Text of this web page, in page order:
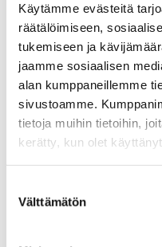
Käytämme evästeitä
räätälöimiseen,
tukemiseen ja
jaamme sosiaalisen
alan kumppaneillemme
sivustoamme.
tietoja muihin tietoihin,
kerätty, kun olet
valinta
Välttämätön
Reitti
AJOASUT
Ajolasit